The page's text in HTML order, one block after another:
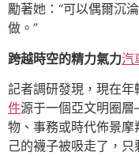
勵著她：“可以偶爾沉
做。”
跨越時空的精力氣力汽
記者調研發現，現在
件源于一個亞文明圈
物、事務或時代佈景
己的襪子被吸走了，